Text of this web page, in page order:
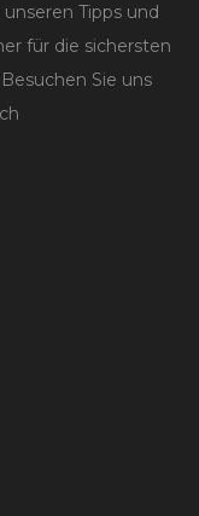
Tipps und
für die sichersten
Sie uns